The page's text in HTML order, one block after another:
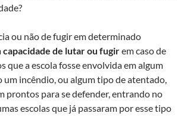
ou não de fugir em determinado
capacidade de lutar ou fugirem caso de
que a escola fosse envolvida em algum
um incêndio, ou algum tipo de atentado,
prontos para se defender, entrando no
escolas que já passaram por esse tipo